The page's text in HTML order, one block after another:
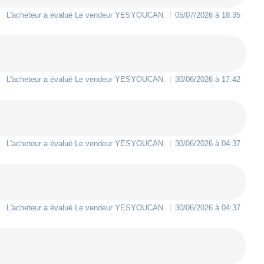
L'acheteur a évalué Le vendeur YESYOUCAN 05/07/2026 à 18:35
L'acheteur a évalué Le vendeur YESYOUCAN 30/06/2026 à 17:42
L'acheteur a évalué Le vendeur YESYOUCAN 30/06/2026 à 04:37
L'acheteur a évalué Le vendeur YESYOUCAN 30/06/2026 à 04:37